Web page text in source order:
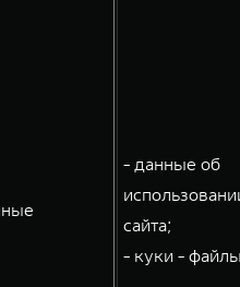
- данные об
сайта;
- куки -